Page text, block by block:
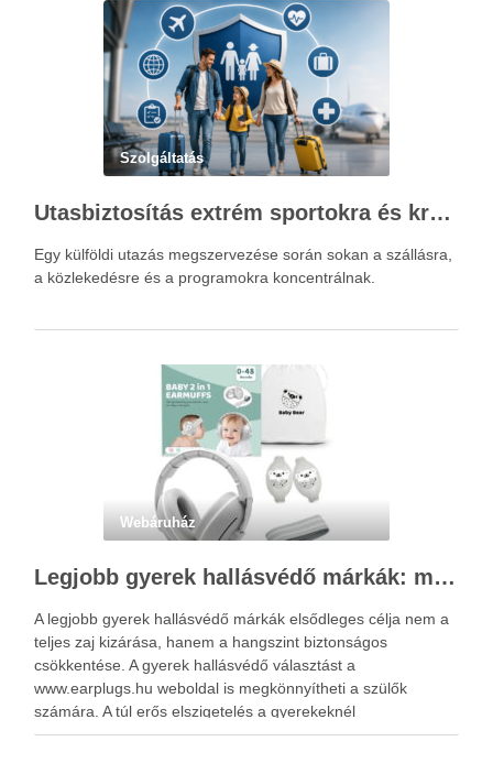
Szolgáltatás
Utasbiztosítás extrém sportokra és krónikus betegségek esetén: mire figyelj utazás előtt?
Egy külföldi utazás megszervezése során sokan a szállásra,
a közlekedésre és a programokra koncentrálnak.
Webáruház
Legjobb gyerek hallásvédő márkák: mire figyeljenek a szülők választáskor?
A legjobb gyerek hallásvédő márkák elsődleges célja nem a
teljes zaj kizárása, hanem a hangszint biztonságos
csökkentése. A gyerek hallásvédő választást a
www.earplugs.hu weboldal is megkönnyítheti a szülők
számára. A túl erős elszigetelés a gyerekeknél
kényelmetlenséget, félelmet vagy dezorientáltságot is